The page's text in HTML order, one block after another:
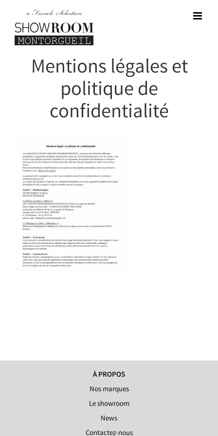
contenu
Mentions légales et
politique de
confidentialité
À PROPOS
Nos marques
Le showroom
News
Contactez-nous